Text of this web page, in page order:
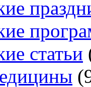
статьи